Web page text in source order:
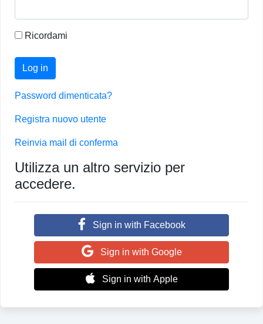
Ricordami
Log in
Password dimenticata?
Registra nuovo utente
Reinvia mail di conferma
Utilizza un altro servizio per
accedere.
Sign in with Facebook
Sign in with Google
Sign in with Apple